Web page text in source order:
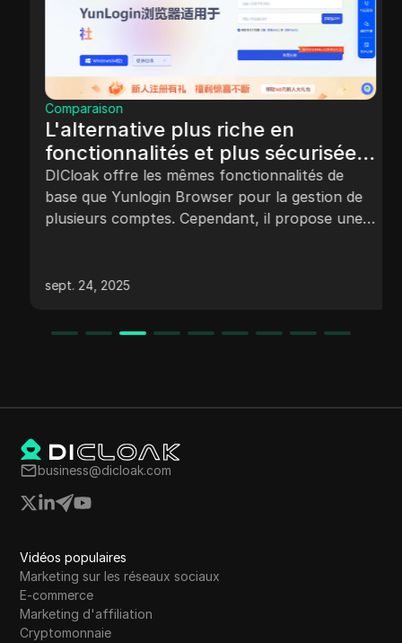
Comparaison
L'alternative plus riche en
fonctionnalités et plus sécurisée
au navigateur Yunlogin
DICloak offre les mêmes fonctionnalités de
base que Yunlogin Browser pour la gestion de
plusieurs comptes. Cependant, il propose une
comptes plus efficace et flexible.
sept. 24, 2025
business@dicloak.com
Vidéos populaires
Marketing sur les réseaux sociaux
E-commerce
Marketing d'affiliation
Cryptomonnaie